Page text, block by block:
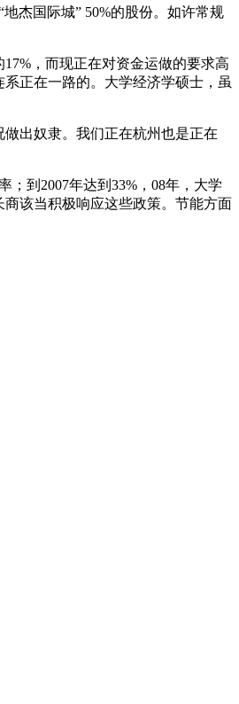
杰国际城” 50%的股份。如许常规
，而现正在对资金运做的要求高
正在一路的。大学经济学硕士，虽
出奴隶。我们正在杭州也是正在
到2007年达到33%，08年，大学
该当积极响应这些政策。节能方面